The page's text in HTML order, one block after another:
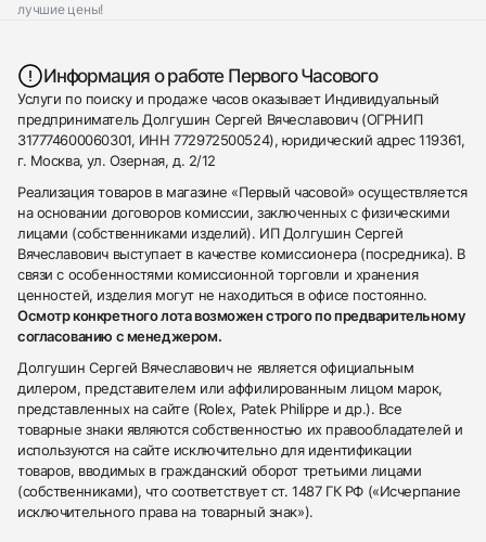
лучшие цены!
Информация о работе Первого Часового
Услуги по поиску и продаже часов оказывает Индивидуальный
предприниматель Долгушин Сергей Вячеславович (ОГРНИП
317774600060301, ИНН 772972500524), юридический адрес 119361,
г. Москва, ул. Озерная, д. 2/12
Реализация товаров в магазине «Первый часовой» осуществляется
на основании договоров комиссии, заключенных с физическими
лицами (собственниками изделий). ИП Долгушин Сергей
Вячеславович выступает в качестве комиссионера (посредника). В
связи с особенностями комиссионной торговли и хранения
ценностей, изделия могут не находиться в офисе постоянно.
Осмотр конкретного лота возможен строго по предварительному
согласованию с менеджером.
Долгушин Сергей Вячеславович не является официальным
дилером, представителем или аффилированным лицом марок,
представленных на сайте (Rolex, Patek Philippe и др.). Все
товарные знаки являются собственностью их правообладателей и
используются на сайте исключительно для идентификации
товаров, вводимых в гражданский оборот третьими лицами
(собственниками), что соответствует ст. 1487 ГК РФ («Исчерпание
исключительного права на товарный знак»).